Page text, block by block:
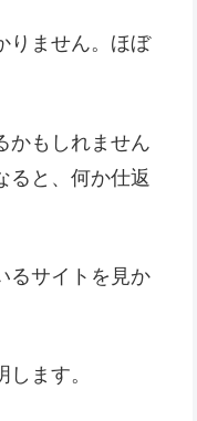
りません。ほぼ
かもしれません
ると、何か仕返
るサイトを見か
ます。